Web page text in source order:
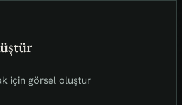
için görsel oluştur